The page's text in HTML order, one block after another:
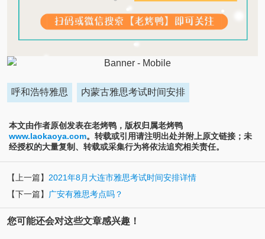
呼和浩特雅思 内蒙古雅思考试时间安排
本文由作者原创发表在老烤鸭，版权归属老烤鸭
www.laokaoya.com。转载或引用请注明出处并附上原文链接；未
经授权的大量复制、转载或采集行为将依法追究相关责任。
【上一篇】 2021年8月大连市雅思考试时间安排详情
【下一篇】
广安有雅思考点吗？
您可能还会对这些文章感兴趣！